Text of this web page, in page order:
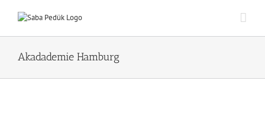
Akadademie Hamburg